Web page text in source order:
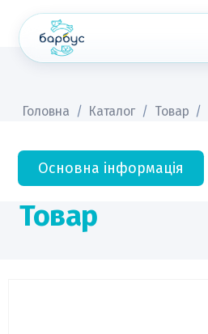
content
Головна / Каталог / Товар /
Основна інформація
Товар